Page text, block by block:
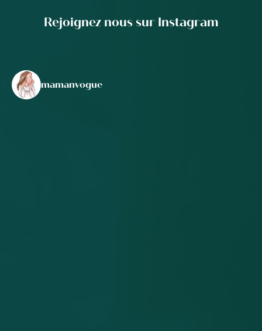
Rejoignez nous sur Instagram
mamanvogue